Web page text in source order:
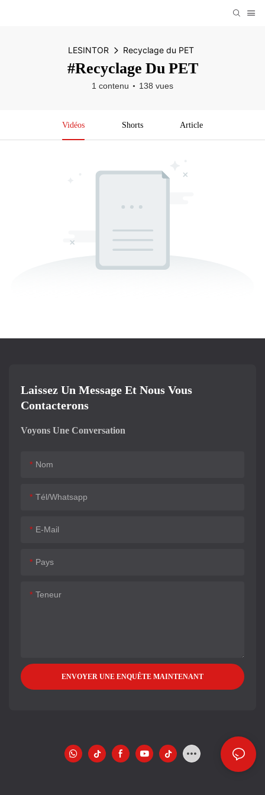
LESINTOR Recyclage du PET
#Recyclage Du PET
1 contenu 138 vues
Vidéos Shorts Article
Laissez Un Message Et Nous Vous
Contacterons
Voyons Une Conversation
Nom
Tél/whatsapp
E-Mail
Pays
Teneur
ENVOYER UNE ENQUÊTE MAINTENANT